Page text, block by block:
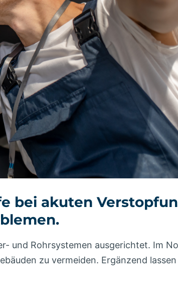
bei akuten
und Rohrsystemen ausgerichtet. Im
zu vermeiden. Ergänzend